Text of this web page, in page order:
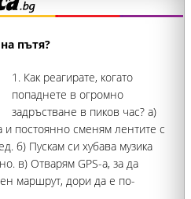
пътя?
1. Как реагирате, когато
попаднете в огромно
задръстване в пиков час? а)
и постоянно сменям лентите с
б) Пускам си хубава музика
в) Отварям GPS-а, за да
маршрут, дори да е по-